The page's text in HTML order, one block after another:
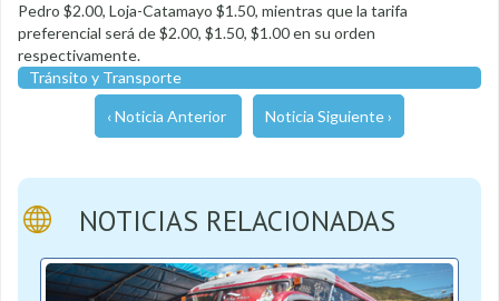
Pedro $2.00, Loja-Catamayo $1.50, mientras que la tarifa
preferencial será de $2.00, $1.50, $1.00 en su orden
respectivamente.
Tránsito y Transporte
‹ Noticia Anterior Noticia Siguiente ›
NOTICIAS RELACIONADAS